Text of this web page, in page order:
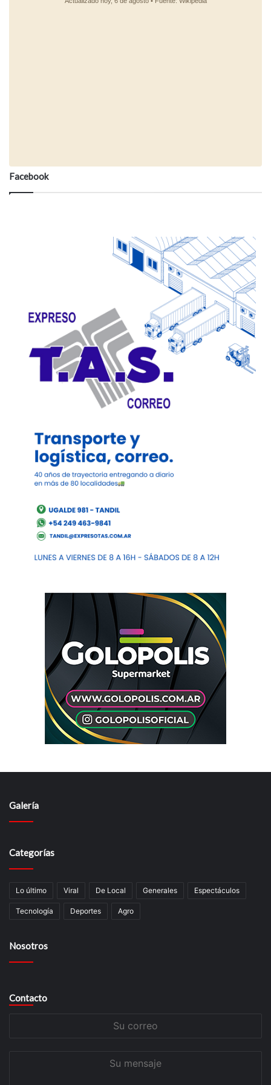
Facebook
Galería
Categorías
Lo último Viral De Local Generales Espectáculos
Tecnologí­a Deportes Agro
Nosotros
Contacto